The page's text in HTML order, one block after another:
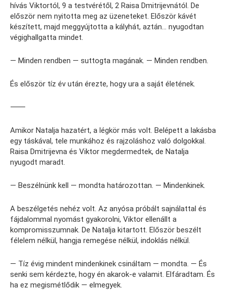
hívás Viktortól, 9 a testvérétől, 2 Raisa Dmitrijevnától. De
először nem nyitotta meg az üzeneteket. Először kávét
készített, majd meggyújtotta a kályhát, aztán… nyugodtan
végighallgatta mindet.
— Minden rendben — suttogta magának. — Minden rendben.
És először tíz év után érezte, hogy ura a saját életének.
⸻
Amikor Natalja hazatért, a légkör más volt. Belépett a lakásba
egy táskával, tele munkához és rajzoláshoz való dolgokkal.
Raisa Dmitrijevna és Viktor megdermedtek, de Natalja
nyugodt maradt.
— Beszélnünk kell — mondta határozottan. — Mindenkinek.
A beszélgetés nehéz volt. Az anyósa próbált sajnálattal és
fájdalommal nyomást gyakorolni, Viktor ellenállt a
kompromisszumnak. De Natalja kitartott. Először beszélt
félelem nélkül, hangja remegése nélkül, indoklás nélkül.
— Tíz évig mindent mindenkinek csináltam — mondta. — És
senki sem kérdezte, hogy én akarok-e valamit. Elfáradtam. És
ha ez megismétlődik — elmegyek.